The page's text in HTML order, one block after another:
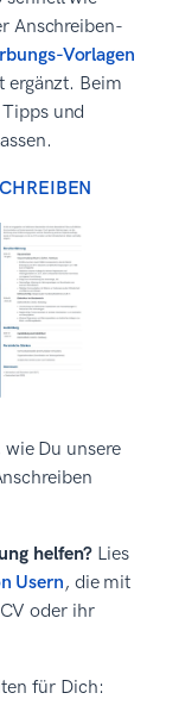
Anschreiben-
Vorlagen
ergänzt. Beim
und
Du unsere
helfen? Lies
Usern, die mit
oder ihr
für Dich: